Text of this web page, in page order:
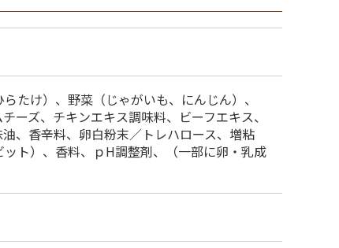
たけ）、野菜（じゃがいも、にんじん）、
ーズ、チキンエキス調味料、ビーフエキス、
、香辛料、卵白粉末／トレハロース、増粘
ト）、香料、ｐH調整剤、（一部に卵・乳成